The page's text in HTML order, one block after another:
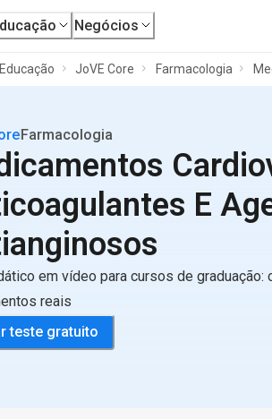
Negócios
Educação JoVE Core Farmacologia
Farmacologia
E
em vídeo para cursos de graduação:
reais
teste gratuito